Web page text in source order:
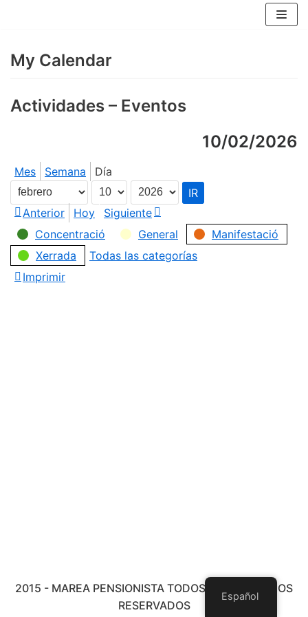
contenido
My Calendar
Actividades – Eventos
10/02/2026
Mes Semana
Día
Mes
Día
Año
Anterior
Hoy Siguiente
Categorías
Concentració General
Manifestació
Xerrada
Todas las categorías
Imprimir
2015 - MAREA PENSIONISTA TODOS LOS DERECHOS
RESERVADOS
Español